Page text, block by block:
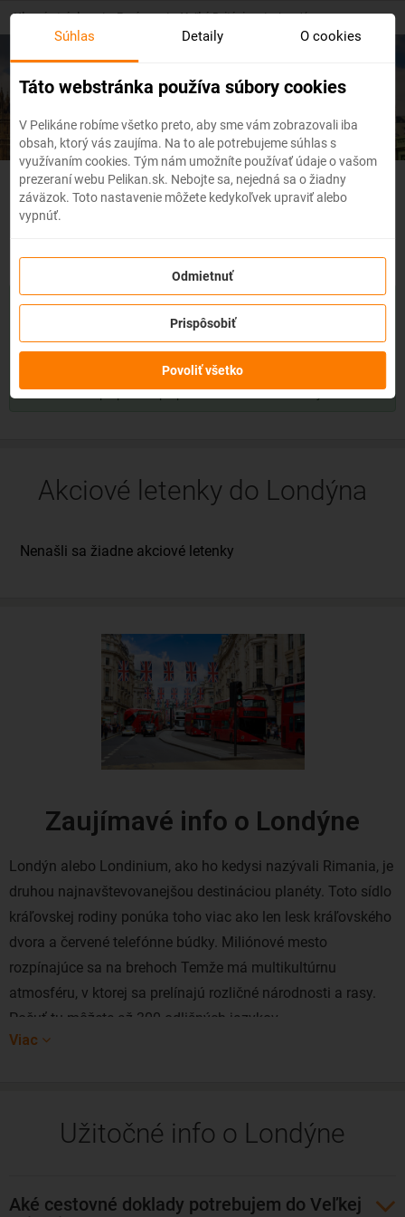
Skip
content
Hlavná stránka / Európa / Veľká Británia / Londýn
Lacné letenkyLondýn
Veľká Británia - Flexibilné
So službouzmena z akéhokoľvek dôvodumôžete zmeniť
dátum, destináciu
letenky do 3 dní pred odletombez udania dôvodu!Po
kredit vo výške až 80% ceny z rezervácie.
môžete zakúpiť priamo pri procese rezervácie letenky.
Akciové letenky do Londýna
Zaujímavé info o Londýne
Londýn alebo Londinium, ako ho kedysi nazývali Rimania, je
druhou najnavštevovanejšou destináciou planéty. Toto sídlo
kráľovskej rodiny ponúka toho viac ako len lesk kráľovského
dvora a červené telefónne búdky. Miliónové mesto
rozpínajúce sa na brehoch Temže má multikultúrnu
atmosféru, v ktorej sa prelínajú rozličné národnosti a rasy.
Počuť tu môžete až 300 odlišných jazykov.
patria azda: divadelný West End, historické City of London,
starobylý Westminster, hipsterský raj Covent Garden a
Hyde Park či pobrežný South Bank. V Londýne sa proste
Viac
Užitočné info o Londýne
Aké cestovné doklady potrebujem do Veľkej
Súhlas Detaily O cookies
Táto webstránka používa súbory cookies
V Pelikáne robíme všetko preto, aby sme vám zobrazovali iba
obsah, ktorý vás zaujíma. Na to ale potrebujeme súhlas s
využívaním cookies. Tým nám umožníte používať údaje o vašom
prezeraní webu Pelikan.sk. Nebojte sa, nejedná sa o žiadny
záväzok. Toto nastavenie môžete kedykoľvek upraviť alebo
vypnúť.
Odmietnuť
Prispôsobiť
Povoliť všetko